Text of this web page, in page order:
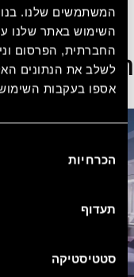
המשתמשים שלנו.
השימוש באתר שלנו
החברתית, הפרסום
לשלב את הנתונים
אספו בעקבות
בחירת
הסכמה
הכרחיות
תעדוף
סטטיסטיקה
הצעות